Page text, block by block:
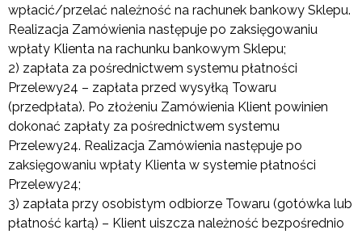
wpłacić/przelać należność na rachunek bankowy Sklepu.
Realizacja Zamówienia następuje po zaksięgowaniu
wpłaty Klienta na rachunku bankowym Sklepu;
2) zapłata za pośrednictwem systemu płatności
Przelewy24 – zapłata przed wysyłką Towaru
(przedpłata). Po złożeniu Zamówienia Klient powinien
dokonać zapłaty za pośrednictwem systemu
Przelewy24. Realizacja Zamówienia następuje po
zaksięgowaniu wpłaty Klienta w systemie płatności
Przelewy24;
3) zapłata przy osobistym odbiorze Towaru (gotówka lub
płatność kartą) – Klient uiszcza należność bezpośrednio